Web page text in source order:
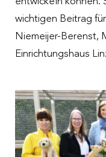
wichtigen Beitrag
Niemeijer-Berenst,
Einrichtungshaus